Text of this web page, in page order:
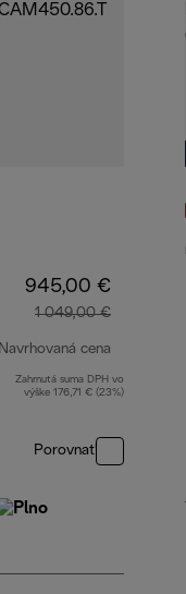
945,00 €
1 049,00 €
Navrhovaná cena
pôvodná
Zahrnutá suma DPH vo
výške 176,71 € (23%)
Porovnať